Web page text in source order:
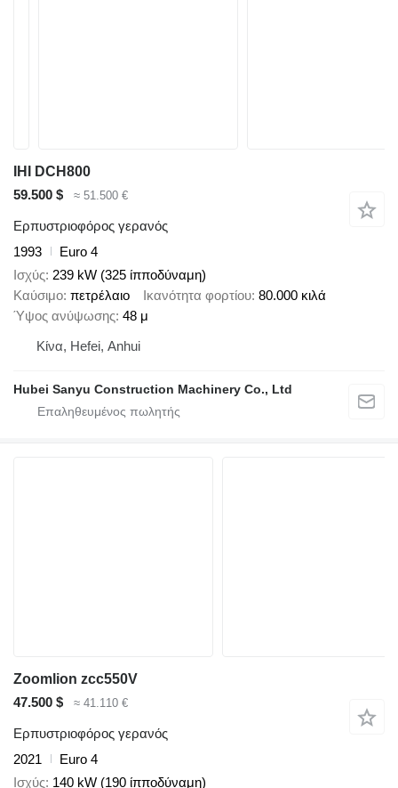
IHI DCH800
59.500 $
≈ 51.500 €
Ερπυστριοφόρος γερανός
1993
Euro 4
Ισχύς 239 kW (325 ίπποδύναμη)
Καύσιμο πετρέλαιο Ικανότητα φορτίου 80.000 κιλά
Ύψος ανύψωσης 48 μ
Κίνα, Hefei, Anhui
Hubei Sanyu Construction Machinery Co., Ltd
Zoomlion zcc550V
47.500 $
≈ 41.110 €
Ερπυστριοφόρος γερανός
2021
Euro 4
Ισχύς 140 kW (190 ίπποδύναμη)